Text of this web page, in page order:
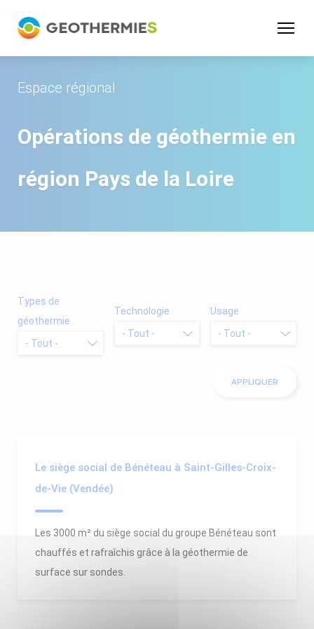
Espace régional
Opérations de géothermie en
région Pays de la Loire
Types de
géothermie
Technologie Usage
Le siège social de Bénéteau à Saint-Gilles-Croix-
de-Vie (Vendée)
Les 3000 m² du siège social du groupe Bénéteau sont
chauffés et rafraîchis grâce à la géothermie de
surface sur sondes.